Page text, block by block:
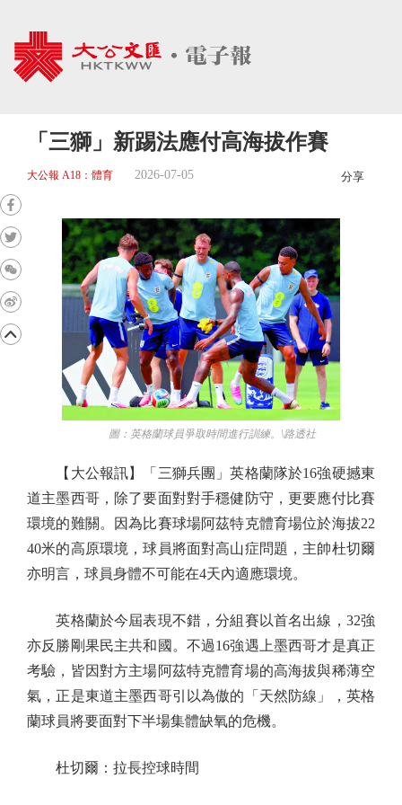
「三獅」新踢法應付高海拔作賽
大公報 A18：體育 2026-07-05 分享
圖：英格蘭球員爭取時間進行訓練。\路透社
【大公報訊】「三獅兵團」英格蘭隊於16強硬撼東
道主墨西哥，除了要面對對手穩健防守，更要應付比賽
環境的難關。因為比賽球場阿茲特克體育場位於海拔22
40米的高原環境，球員將面對高山症問題，主帥杜切爾
亦明言，球員身體不可能在4天內適應環境。
英格蘭於今屆表現不錯，分組賽以首名出線，32強
亦反勝剛果民主共和國。不過16強遇上墨西哥才是真正
考驗，皆因對方主場阿茲特克體育場的高海拔與稀薄空
氣，正是東道主墨西哥引以為傲的「天然防線」，英格
蘭球員將要面對下半場集體缺氧的危機。
杜切爾：拉長控球時間